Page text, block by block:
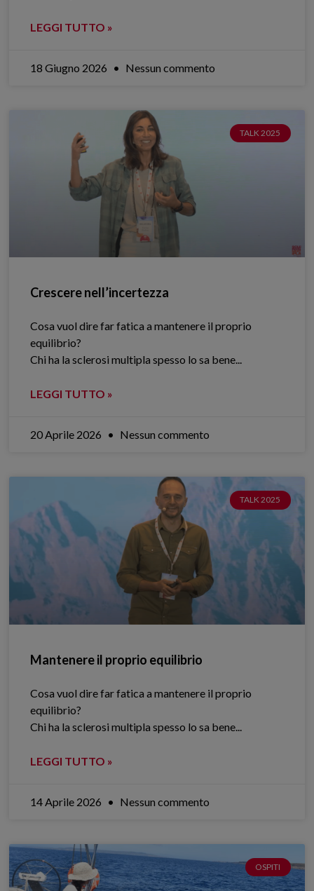
LEGGI TUTTO »
18 Giugno 2026 Nessun commento
TALK 2025
Crescere nell’incertezza
Cosa vuol dire far fatica a mantenere il proprio
equilibrio?
Chi ha la sclerosi multipla spesso lo sa bene.​..
LEGGI TUTTO »
20 Aprile 2026 Nessun commento
TALK 2025
Mantenere il proprio equilibrio
Cosa vuol dire far fatica a mantenere il proprio
equilibrio?
Chi ha la sclerosi multipla spesso lo sa bene.​..
LEGGI TUTTO »
14 Aprile 2026 Nessun commento
OSPITI